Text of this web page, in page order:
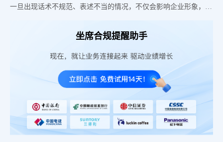
一旦出现话术不规范、表述不当的情况，不仅会影响企业形象，还
坐席合规提醒助手